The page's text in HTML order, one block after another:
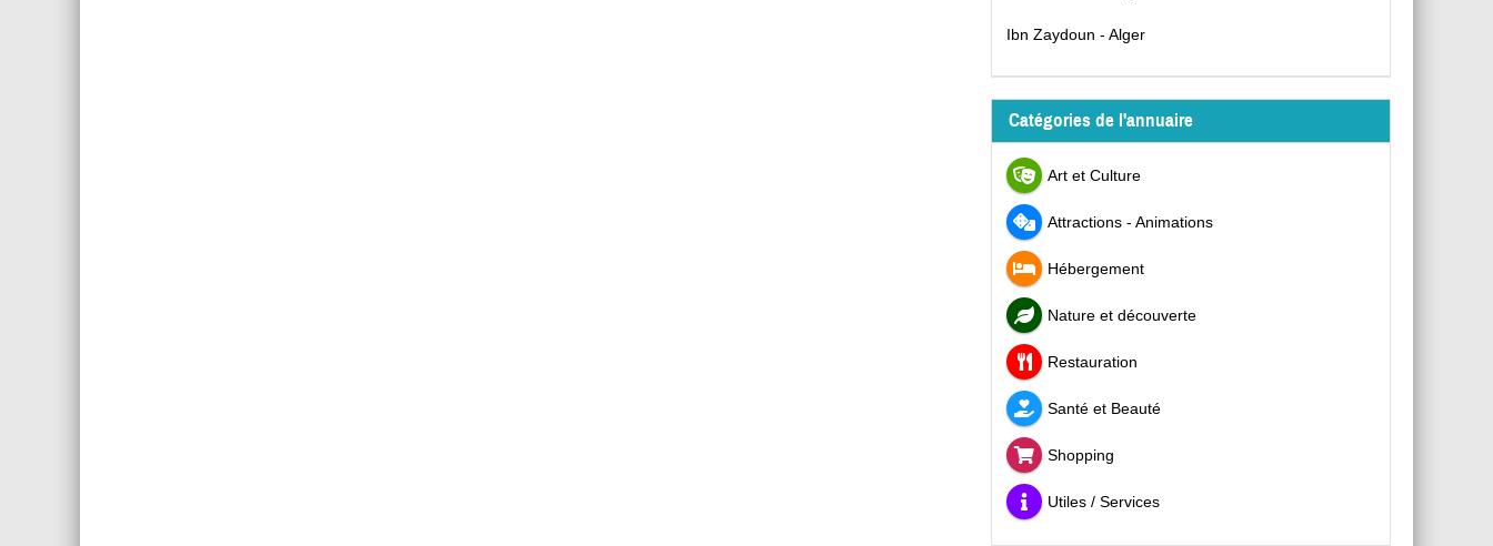
Ibn Zaydoun - Alger
Catégories de l'annuaire
Art et Culture
Attractions - Animations
Hébergement
Nature et découverte
Restauration
Santé et Beauté
Shopping
Utiles / Services